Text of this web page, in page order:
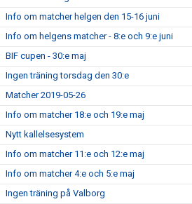
Info om matcher helgen den 15-16 juni
Info om helgens matcher - 8:e och 9:e juni
BIF cupen - 30:e maj
Ingen träning torsdag den 30:e
Matcher 2019-05-26
Info om matcher 18:e och 19:e maj
Nytt kallelsesystem
Info om matcher 11:e och 12:e maj
Info om matcher 4:e och 5:e maj
Ingen träning på Valborg